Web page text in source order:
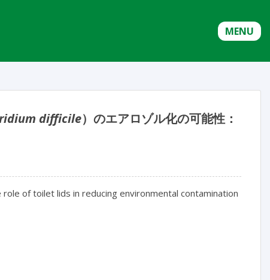
MENU
difficile）のエアロゾル化の可能性：
of toilet lids in reducing environmental contamination